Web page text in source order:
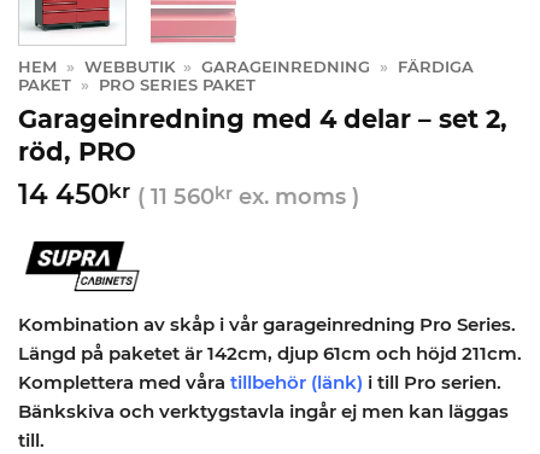
HEM » WEBBUTIK » GARAGEINREDNING »
FÄRDIGA
PAKET » PRO SERIES PAKET
Garageinredning med 4 delar – set 2,
röd, PRO
14 450kr ( 11 560kr ex. moms )
Kombination av skåp i vår garageinredning Pro Series.
Längd på paketet är 142cm, djup 61cm och höjd 211cm.
Komplettera med våra tillbehör (länk) i till Pro serien.
Bänkskiva och verktygstavla ingår ej men kan läggas
till.